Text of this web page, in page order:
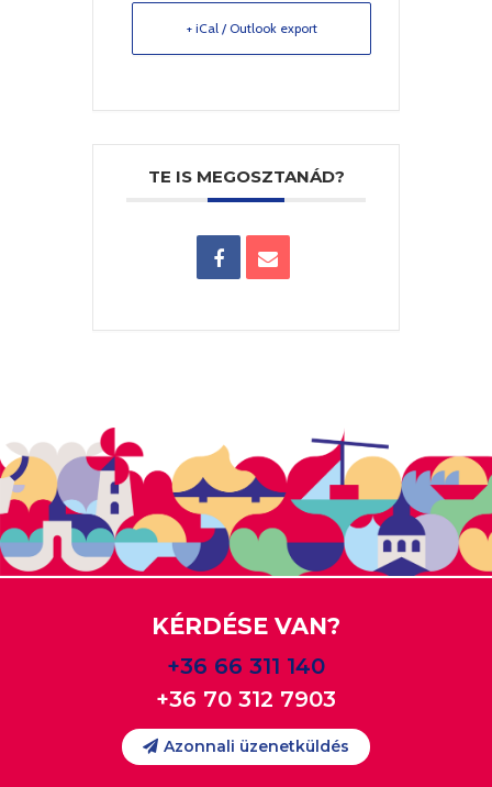
+ iCal / Outlook export
TE IS MEGOSZTANÁD?
KÉRDÉSE VAN?
+36 66 311 140
+36 70 312 7903
Azonnali üzenetküldés